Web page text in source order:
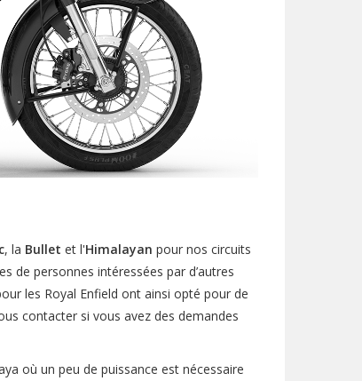
, la Bullet et l'Himalayan pour nos circuits
de personnes intéressées par d’autres
les Royal Enfield ont ainsi opté pour de
contacter si vous avez des demandes
où un peu de puissance est nécessaire